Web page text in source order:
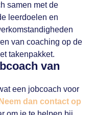
samen met de
leerdoelen en
van coaching op de
takenpakket.
van
een jobcoach voor
Neem dan contact op